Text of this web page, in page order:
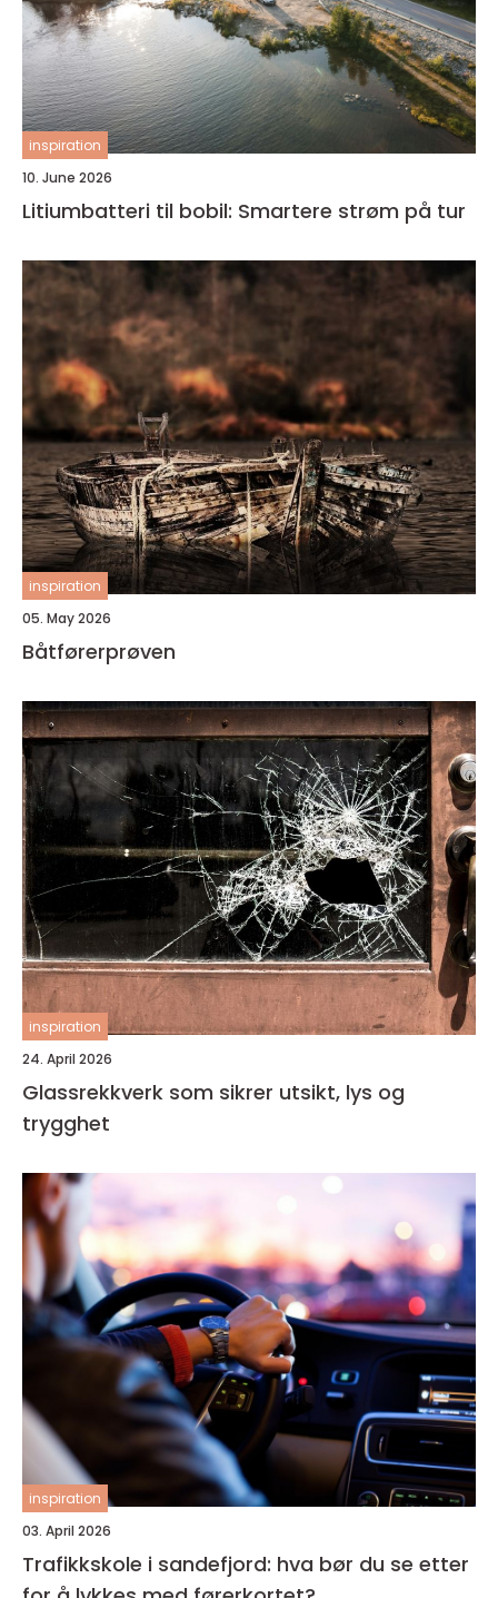
inspiration
10. June 2026
Litiumbatteri til bobil: Smartere strøm på tur
inspiration
05. May 2026
Båtførerprøven
inspiration
24. April 2026
Glassrekkverk som sikrer utsikt, lys og
trygghet
inspiration
03. April 2026
Trafikkskole i sandefjord: hva bør du se etter